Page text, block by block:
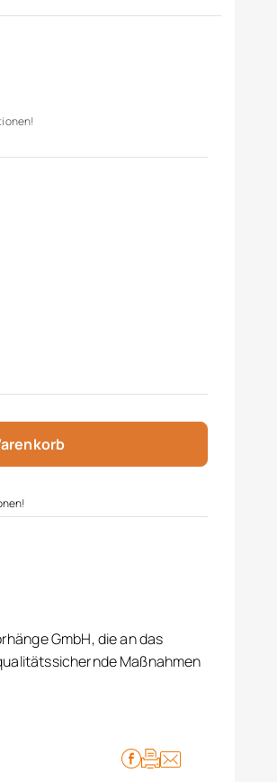
GmbH, die an das
Maßnahmen